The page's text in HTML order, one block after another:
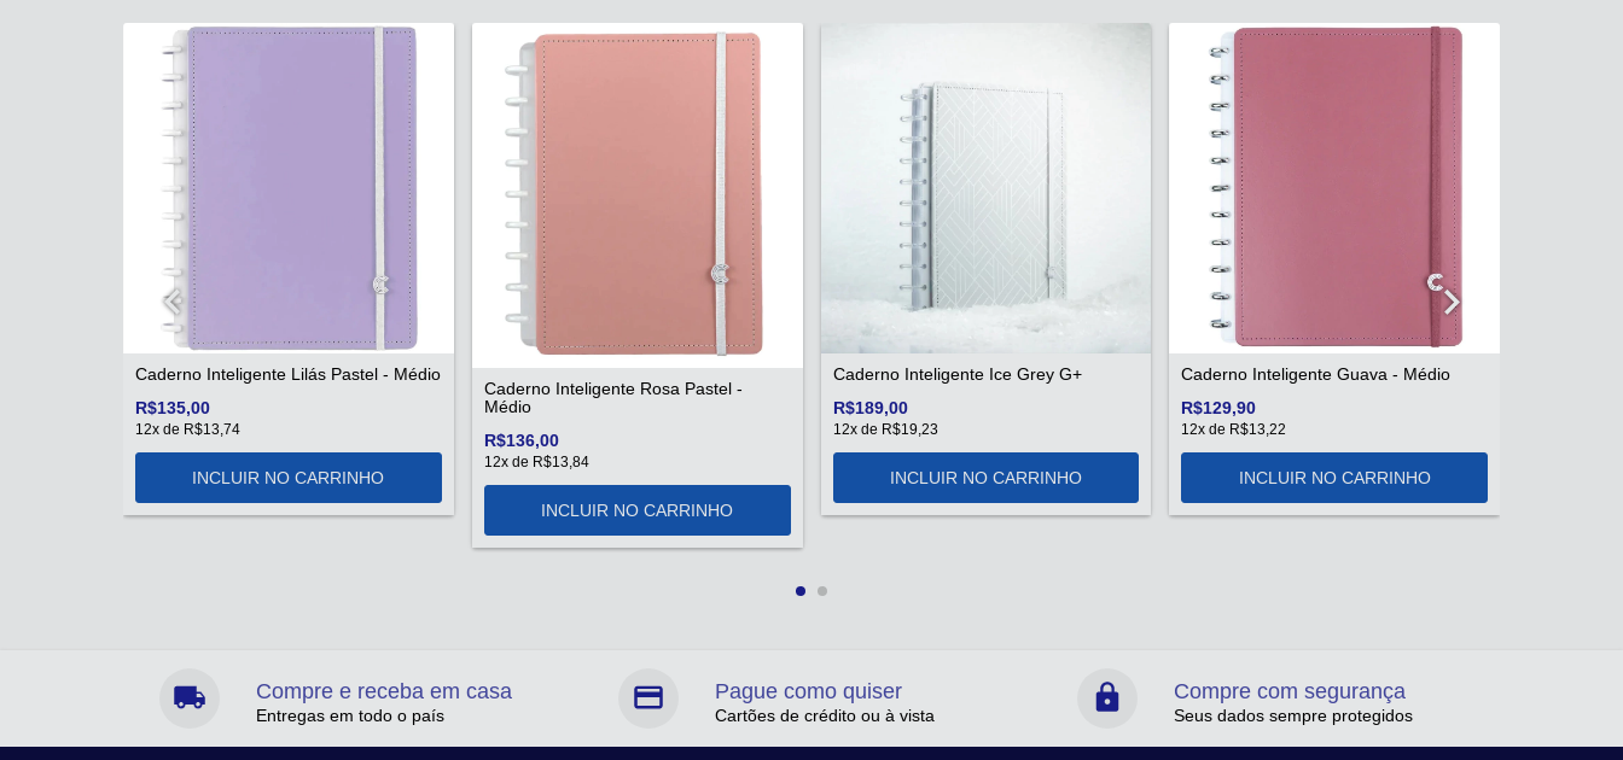
Caderno Inteligente Lilás Pastel - Médio
R$135,00
12x de R$13,74
Caderno Inteligente Rosa Pastel -
Médio
R$136,00
12x de R$13,84
Caderno Inteligente Ice Grey G+
R$189,00
12x de R$19,23
Caderno Inteligente Guava - Médio
R$129,90
12x de R$13,22
Compre e receba em casa
Entregas em todo o país
Pague como quiser
Cartões de crédito ou à vista
Compre com segurança
Seus dados sempre protegidos